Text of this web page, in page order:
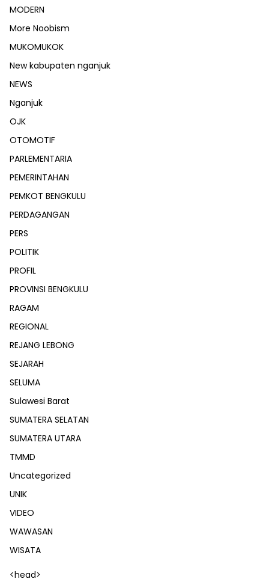
MODERN
More Noobism
MUKOMUKOK
New kabupaten nganjuk
NEWS
Nganjuk
OJK
OTOMOTIF
PARLEMENTARIA
PEMERINTAHAN
PEMKOT BENGKULU
PERDAGANGAN
PERS
POLITIK
PROFIL
PROVINSI BENGKULU
RAGAM
REGIONAL
REJANG LEBONG
SEJARAH
SELUMA
Sulawesi Barat
SUMATERA SELATAN
SUMATERA UTARA
TMMD
Uncategorized
UNIK
VIDEO
WAWASAN
WISATA
<head>